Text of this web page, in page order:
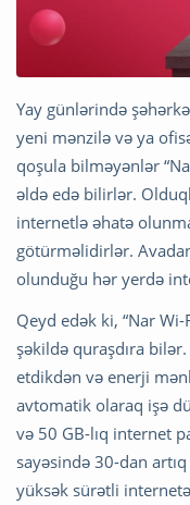
Yay günlərində
yeni mənzilə və ya
qoşula bilməyənlər
əldə edə bilirlər.
internetlə əhatə
götürməlidirlər.
olunduğu hər yerdə
Qeyd edək ki, “Nar Wi-
şəkildə quraşdıra
etdikdən və enerji
avtomatik olaraq işə
və 50 GB-lıq internet
sayəsində 30-dan
yüksək sürətli internetə